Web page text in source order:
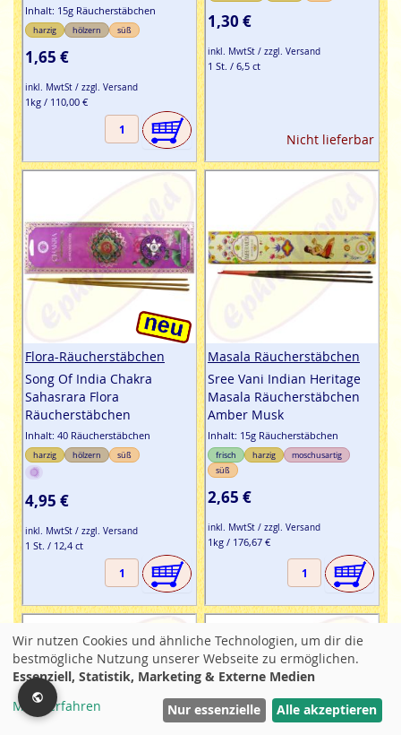
Inhalt: 15g Räucherstäbchen
harzig hölzern süß
1,65 €
inkl. MwtSt / zzgl. Versand
1kg / 110,00 €
1,30 €
inkl. MwtSt / zzgl. Versand
1 St. / 6,5 ct
Nicht lieferbar
Flora-Räucherstäbchen
Song Of India Chakra
Sahasrara Flora
Räucherstäbchen
Inhalt: 40 Räucherstäbchen
harzig hölzern süß
4,95 €
inkl. MwtSt / zzgl. Versand
1 St. / 12,4 ct
Masala Räucherstäbchen
Sree Vani Indian Heritage
Masala Räucherstäbchen
Amber Musk
Inhalt: 15g Räucherstäbchen
frisch harzig
moschusartig
süß
2,65 €
inkl. MwtSt / zzgl. Versand
1kg / 176,67 €
Filter
Wir nutzen Cookies und ähnliche Technologien, um dir die
bestmögliche Nutzung unserer Webseite zu ermöglichen.
Essenziell, Statistik, Marketing & Externe Medien
Mehr erfahren
Nur essenzielle Alle akzeptieren